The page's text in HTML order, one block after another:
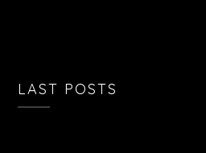
LAST POSTS